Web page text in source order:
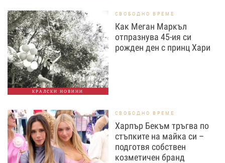
КРАЛСКИ НОВИНИ
СВОБОДНО ВРЕМЕ
Как Меган Маркъл
отпразнува 45-ия си
рожден ден с принц Хари
СВОБОДНО ВРЕМЕ
Харпър Бекъм тръгва по
стъпките на майка си –
подготвя собствен
козметичен бранд